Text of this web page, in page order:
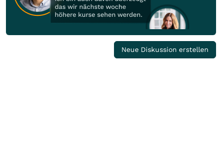
Neue Diskussion erstellen